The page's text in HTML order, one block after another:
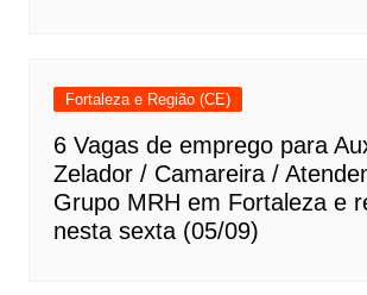
Fortaleza e Região (CE)
6 Vagas de emprego para
Zelador / Camareira /
Grupo MRH em Fortaleza e
nesta sexta (05/09)